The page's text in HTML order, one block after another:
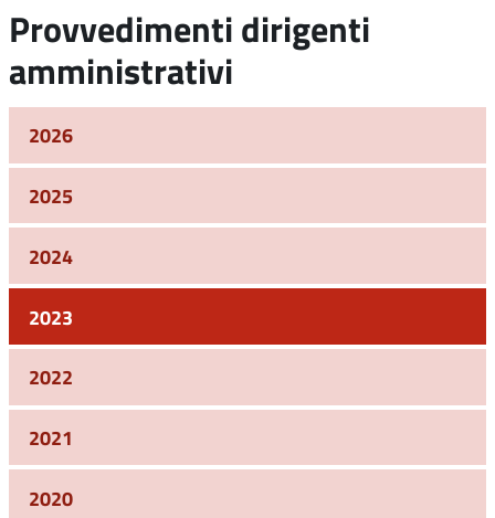
Provvedimenti dirigenti
amministrativi
2026
2025
2024
2023
2022
2021
2020